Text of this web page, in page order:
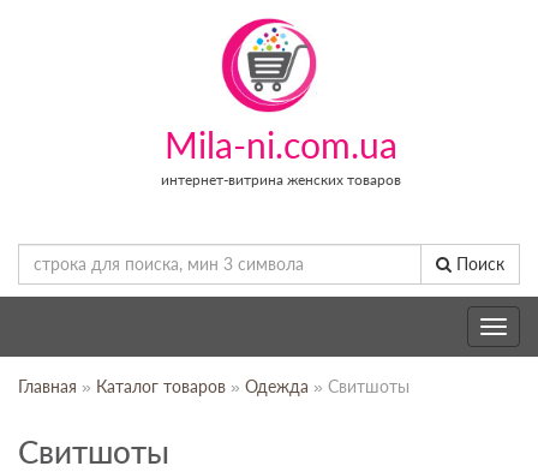
Mila-ni.com.ua
интернет-витрина женских товаров
Поиск
Toggle
Главная » Каталог товаров » Одежда » Свитшоты
Свитшоты